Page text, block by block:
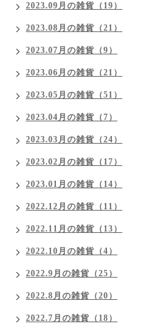
2023.09月の雑貨（19）
2023.08月の雑貨（21）
2023.07月の雑貨（9）
2023.06月の雑貨（21）
2023.05月の雑貨（51）
2023.04月の雑貨（7）
2023.03月の雑貨（24）
2023.02月の雑貨（17）
2023.01月の雑貨（14）
2022.12月の雑貨（11）
2022.11月の雑貨（13）
2022.10月の雑貨（4）
2022.9月の雑貨（25）
2022.8月の雑貨（20）
2022.7月の雑貨（18）